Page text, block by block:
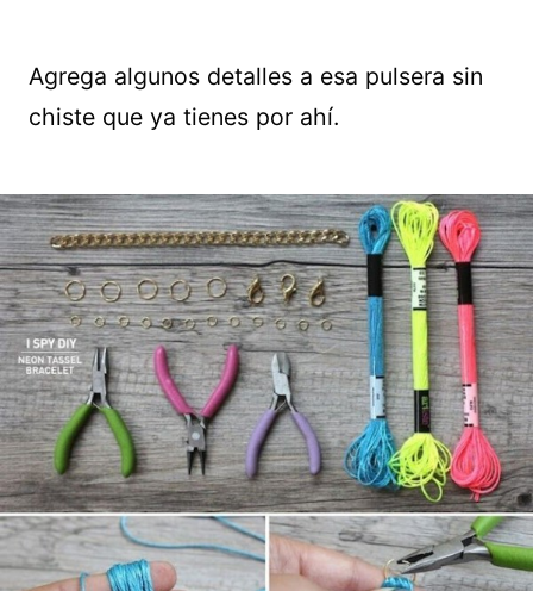
Agrega algunos detalles a esa pulsera sin
chiste que ya tienes por ahí.